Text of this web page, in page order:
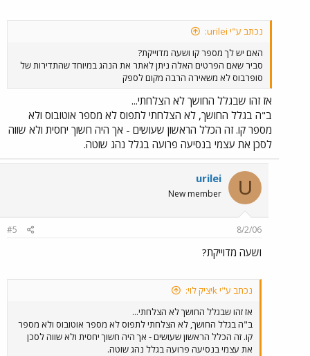
נכתב ע"י urilei:
האם יש לך מספר קו ושעה מדוייקת?
סביר שאם הפרטים האלה ניתן לאתר את הנהג במיוחד שהתדירות של
סופרבוס לא משאירה הרבה מקום לספק
אז זהו שבגלל החושך לא הצלחתי...
ב"ה בגלל החושך, לא הצלחתי לתפוס לא מספר אוטובוס ולא
מספר קו. זה הכלל הראשון שעושים - אך היה חשוך יחסית ולא שווה
לסכן את עצמי בנסיעה פרועה בגלל נהג שוטה.
U
urilei
New member
8/2/06
#5
ושעה מדוייקת?
נכתב ע"י kיציק לוי:
אז זהו שבגלל החושך לא הצלחתי...
ב"ה בגלל החושך, לא הצלחתי לתפוס לא מספר אוטובוס ולא מספר
קו. זה הכלל הראשון שעושים - אך היה חשוך יחסית ולא שווה לסכן
את עצמי בנסיעה פרועה בגלל נהג שוטה.